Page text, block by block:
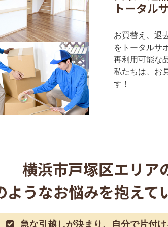
トータル
お買替え、退
をトータルサ
再利用可能な
私たちは、お
す！
横浜市戸塚区エリア
ようなお悩みを抱えて
急な引越しが決まり、自分で片付